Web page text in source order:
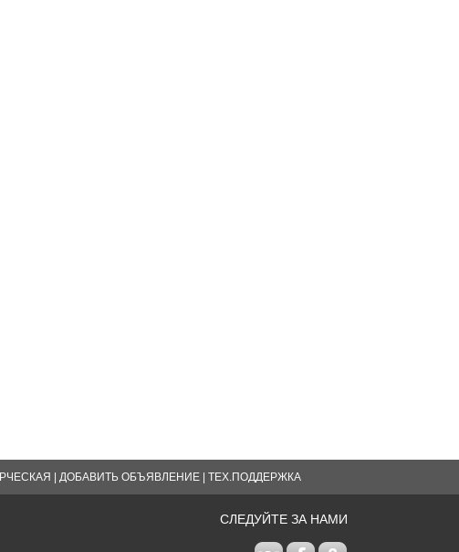
ДОБАВИТЬ ОБЪЯВЛЕНИЕ ТЕХ.ПОДДЕРЖКА
СЛЕДУЙТЕ ЗА НАМИ